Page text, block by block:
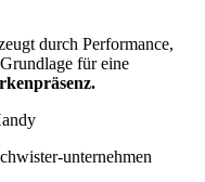
durch Performance,
für eine
unternehmen